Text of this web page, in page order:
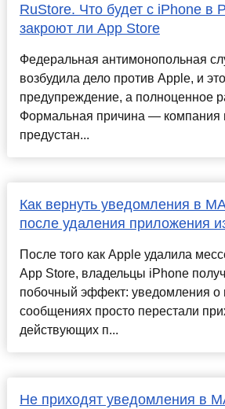
RuStore. Что будет с iPhone в
закроют ли App Store
Федеральная антимонопольная
возбудила дело против Apple, и
предупреждение, а полноценное
Формальная причина — компания
предустан...
Как вернуть уведомления в
после удаления приложения
После того как Apple удалила
App Store, владельцы iPhone
побочный эффект: уведомления о
сообщениях просто перестали
действующих п...
Не приходят уведомления в